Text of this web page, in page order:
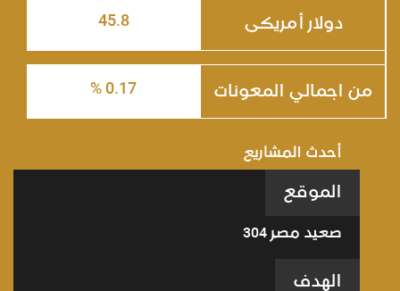
دولار أمريكى 45.8
من اجمالي المعونات 0.17 %
أحدث المشاريع
الموقع
صعيد مصر 304
الهدف